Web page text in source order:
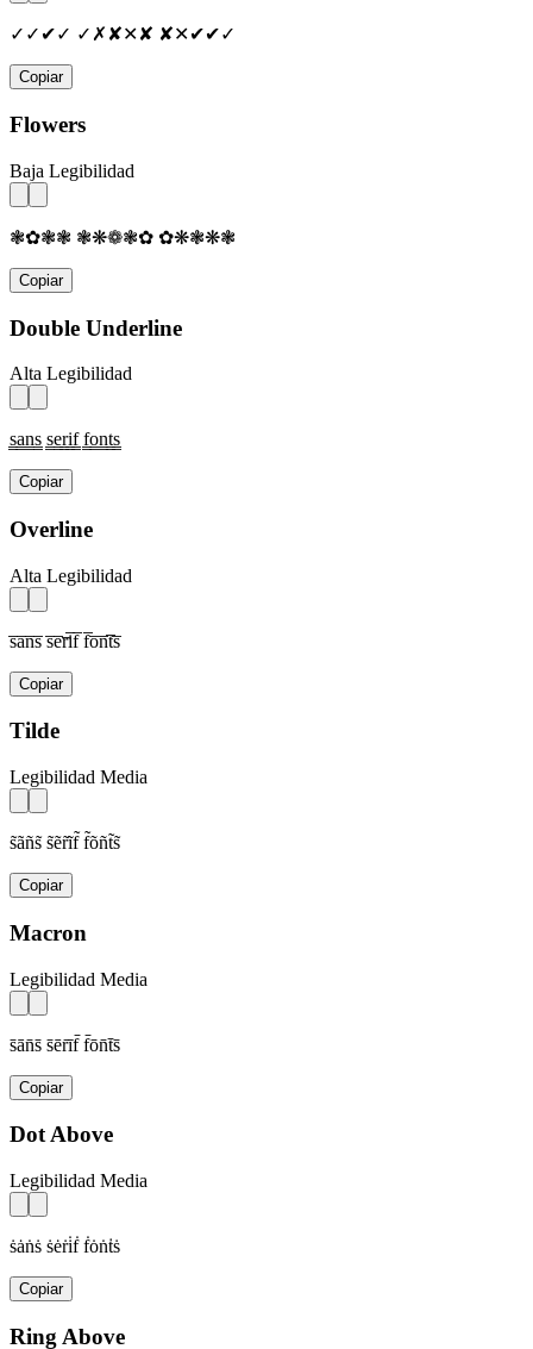
✓✓✔✓ ✓✗✘✕✘ ✘✕✔✔✓
Copiar
Flowers
Baja Legibilidad
❃✿❃❃ ❃❋❁❃✿ ✿❋❃❋❃
Copiar
Double Underline
Alta Legibilidad
s̳a̳n̳s̳ s̳e̳r̳i̳f̳ f̳o̳n̳t̳s̳
Copiar
Overline
Alta Legibilidad
s̅a̅n̅s̅ s̅e̅r̅i̅f̅ f̅o̅n̅t̅s̅
Copiar
Tilde
Legibilidad Media
s̃ãñs̃ s̃ẽr̃ĩf̃ f̃õñt̃s̃
Copiar
Macron
Legibilidad Media
s̄ān̄s̄ s̄ēr̄īf̄ f̄ōn̄t̄s̄
Copiar
Dot Above
Legibilidad Media
ṡȧṅṡ ṡėṙi̇ḟ ḟȯṅṫṡ
Copiar
Ring Above